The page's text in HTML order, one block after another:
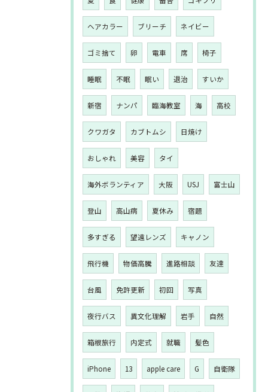
ヘアカラー ブリーチ ネイビー
ゴミ捨て 卵 電車 席 椅子
睡眠 不眠 眠い 退治 すいか
新宿 ナンパ 臨海教室 海 高校
クワガタ カブトムシ 日焼け
おしゃれ 美容 タイ
海外ボランティア 大阪 USJ 富士山
登山 高山病 夏休み 宿題
多すぎる 望遠レンズ キャノン
飛行機 物価高騰 進路相談 友達
台風 免許更新 初回 写真
夜行バス 異文化理解 岩手 自然
箱根旅行 内定式 就職 髪色
iPhone 13 apple care G 自衛隊